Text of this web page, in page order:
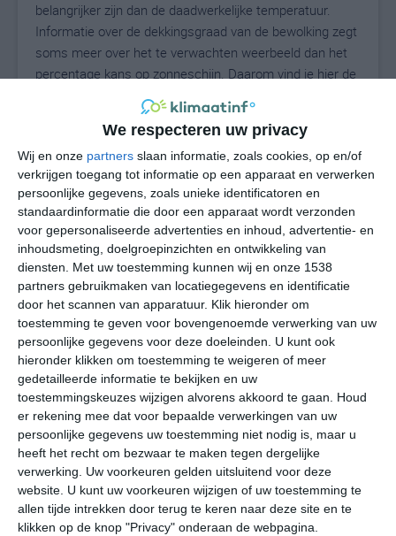
We respecteren uw privacy
Wij en onze partners slaan informatie, zoals cookies, op en/of
verkrijgen toegang tot informatie op een apparaat en verwerken
persoonlijke gegevens, zoals unieke identificatoren en
standaardinformatie die door een apparaat wordt verzonden
voor gepersonaliseerde advertenties en inhoud, advertentie- en
inhoudsmeting, doelgroepinzichten en ontwikkeling van
diensten.
Met uw toestemming kunnen wij en onze 1538
partners gebruikmaken van locatiegegevens en identificatie
door het scannen van apparatuur. Klik hieronder om
toestemming te geven voor bovengenoemde verwerking van uw
persoonlijke gegevens voor deze doeleinden. U kunt ook
hieronder klikken om toestemming te weigeren of meer
gedetailleerde informatie te bekijken en uw
toestemmingskeuzes wijzigen alvorens akkoord te gaan.
Houd
er rekening mee dat voor bepaalde verwerkingen van uw
persoonlijke gegevens uw toestemming niet nodig is, maar u
heeft het recht om bezwaar te maken tegen dergelijke
verwerking. Uw voorkeuren gelden uitsluitend voor deze
website. U kunt uw voorkeuren wijzigen of uw toestemming te
allen tijde intrekken door terug te keren naar deze site en te
klikken op de knop "Privacy" onderaan de webpagina.
belangrijker zijn dan de daadwerkelijke temperatuur.
Informatie over de dekkingsgraad van de bewolking zegt
soms meer over het te verwachten weerbeeld dan het
percentage kans op zonneschijn. Daarom vind je hier de
uitgebreide weersvoorspelling voor Suva Reka.
26°C
undefined
32°
ma di
34° 18°
wo
35° 18°
31°C 25°C 22°C
18:00 21:00 00:00 03:00 06:00
18:00 21:00 00:00 03:00 06:00